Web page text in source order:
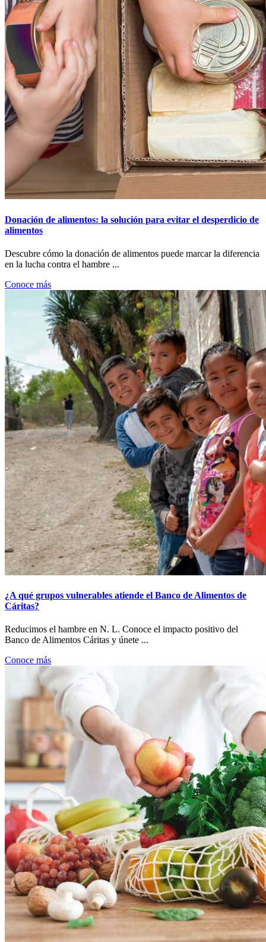
Donación de alimentos: la solución para evitar el desperdicio de
alimentos
Descubre cómo la donación de alimentos puede marcar la diferencia
en la lucha contra el hambre ...
Conoce más
¿A qué grupos vulnerables atiende el Banco de Alimentos de
Cáritas?
Reducimos el hambre en N. L. Conoce el impacto positivo del
Banco de Alimentos Cáritas y únete ...
Conoce más